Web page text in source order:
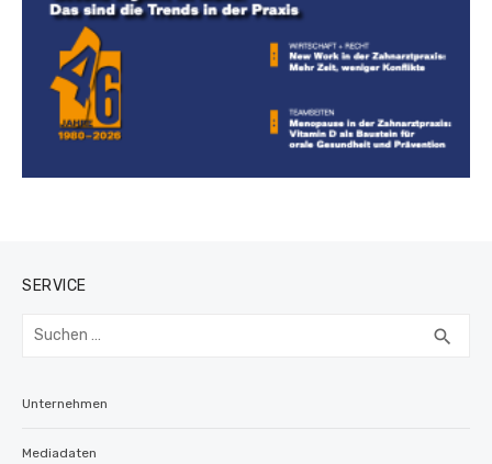
SERVICE
Suchen
search
Unternehmen
Mediadaten